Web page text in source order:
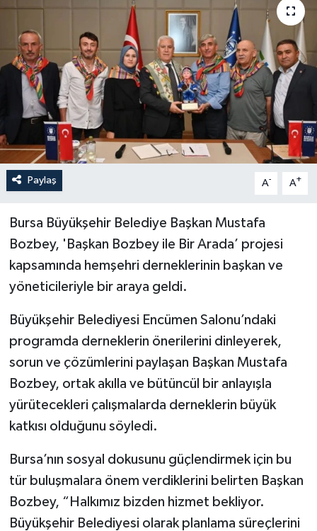
Paylaş A- A+
Bursa Büyükşehir Belediye Başkan Mustafa
Bozbey, 'Başkan Bozbey ile Bir Arada’ projesi
kapsamında hemşehri derneklerinin başkan ve
yöneticileriyle bir araya geldi.
Büyükşehir Belediyesi Encümen Salonu’ndaki
programda derneklerin önerilerini dinleyerek,
sorun ve çözümlerini paylaşan Başkan Mustafa
Bozbey, ortak akılla ve bütüncül bir anlayışla
yürütecekleri çalışmalarda derneklerin büyük
katkısı olduğunu söyledi.
Bursa’nın sosyal dokusunu güçlendirmek için bu
tür buluşmalara önem verdiklerini belirten Başkan
Bozbey, “Halkımız bizden hizmet bekliyor.
Büyükşehir Belediyesi olarak planlama süreçlerini
Spor
Türkiye